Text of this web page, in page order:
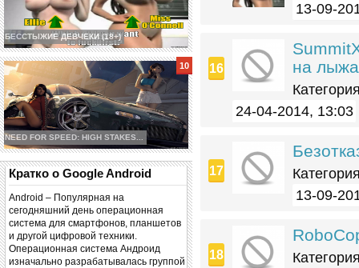
БЕССТЫЖИЕ ДЕВЧЕКИ (18+)
NEED FOR SPEED: HIGH STAKES...
Кратко о Google Android
Android – Популярная на
сегодняшний день операционная
система для смартфонов, планшетов
и другой цифровой техники.
Операционная система Андроид
изначально разрабатывалась группой
13-09-
на
24-04-2014, 13:03
13-09-